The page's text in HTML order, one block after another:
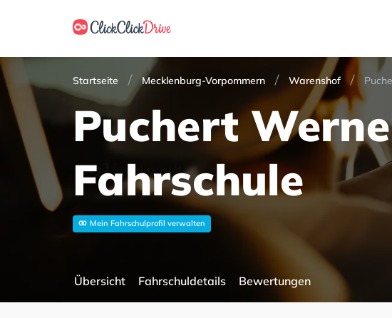
Startseite Mecklenburg-Vorpommern Warenshof
Puchert
Fahrschule
Mein Fahrschulprofil verwalten
Übersicht Fahrschuldetails Bewertungen